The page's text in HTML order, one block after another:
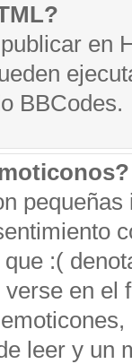
en
BBCodes.
:(
en el
leer y un